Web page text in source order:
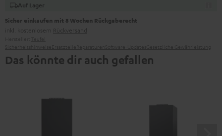
Auf Lager
Sicher einkaufen mit 8 Wochen Rückgaberecht
inkl. kostenlosem Rückversand
Das könnte dir auch gefallen